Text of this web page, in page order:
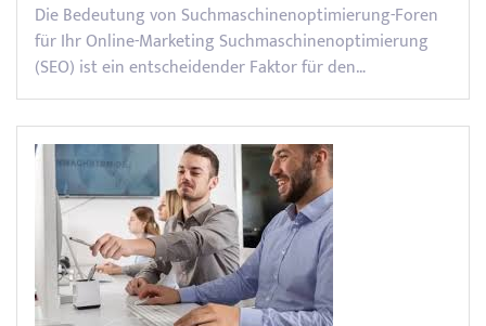
Die Bedeutung von Suchmaschinenoptimierung-Foren
für Ihr Online-Marketing Suchmaschinenoptimierung
(SEO) ist ein entscheidender Faktor für den…